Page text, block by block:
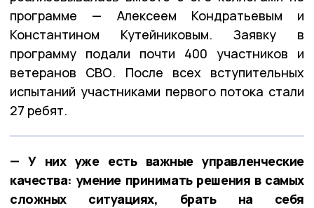
программе — Алексеем Кондратьевым и
Константином Кутейниковым. Заявку в
программу подали почти 400 участников и
ветеранов СВО. После всех вступительных
испытаний участниками первого потока стали
27 ребят.
— У них уже есть важные управленческие
качества: умение принимать решения в самых
сложных ситуациях, брать на себя